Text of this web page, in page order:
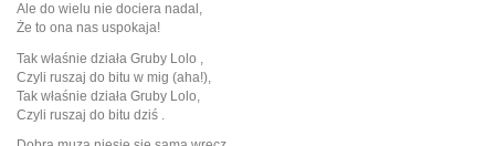
Ale do wielu nie dociera nadal,
Że to ona nas uspokaja!
Tak właśnie działa Gruby Lolo ,
Czyli ruszaj do bitu w mig (aha!),
Tak właśnie działa Gruby Lolo,
Czyli ruszaj do bitu dziś .